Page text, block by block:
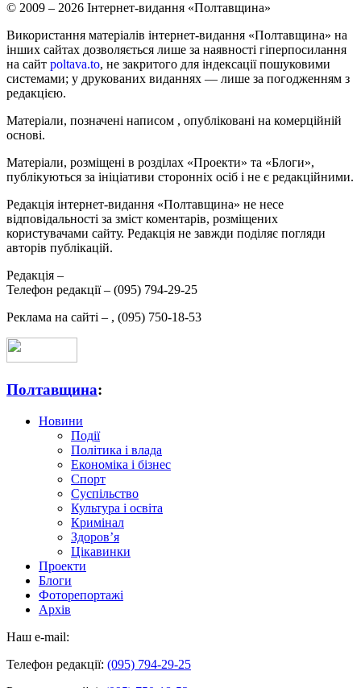
© 2009 – 2026 Інтернет-видання «Полтавщина»
Використання матеріалів інтернет-видання «Полтавщина» на
інших сайтах дозволяється лише за наявності гіперпосилання
на сайт poltava.to, не закритого для індексації пошуковими
системами; у друкованих виданнях — лише за погодженням з
редакцією.
Матеріали, позначені написом , опубліковані на комерційній
основі.
Матеріали, розміщені в розділах «Проекти» та «Блоги»,
публікуються за ініціативи сторонніх осіб і не є редакційними.
Редакція інтернет-видання «Полтавщина» не несе
відповідальності за зміст коментарів, розміщених
користувачами сайту. Редакція не завжди поділяє погляди
авторів публікацій.
Редакція –
Телефон редакції – (095) 794-29-25
Реклама на сайті – , (095) 750-18-53
Полтавщина:
Новини
Події
Політика і влада
Економіка і бізнес
Спорт
Суспільство
Культура і освіта
Кримінал
Здоров’я
Цікавинки
Проекти
Блоги
Фоторепортажі
Архів
Наш e-mail:
Телефон редакції: (095) 794-29-25